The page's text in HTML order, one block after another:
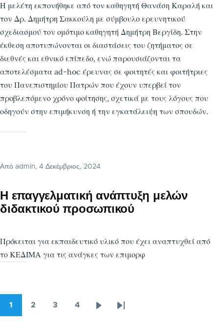
Η μελέτη εκπονήθηκε από τον καθηγητή Θανάση Καραλή και
τον Δρ. Δημήτρη Σακκούλη με σύμβουλο ερευνητικού
σχεδιασμού τον ομότιμο καθηγητή Δημήτρη Βεργίδη. Στην
έκθεση αποτυπώνονται οι διαστάσεις του ζητήματος σε
διεθνές και εθνικό επίπεδο, ενώ παρουσιάζονται τα
αποτελέσματα ad-hoc έρευνας σε φοιτητές και φοιτήτριες
του Πανεπιστημίου Πατρών που έχουν υπερβεί τον
προβλεπόμενο χρόνο φοίτησης, σχετικά με τους λόγους που
οδηγούν στην επιμήκυνση ή την εγκατάλειψη των σπουδών.
Από admin, 4 Δεκέμβριος, 2024
Η επαγγελματική ανάπτυξη μελών
διδακτικού προσωπικού
Πρόκειται για εκπαιδευτικό υλικό που έχει αναπτυχθεί από
το ΚΕΔΙΜΑ για τις ανάγκες των επιμορφ
Σελιδοποίηση
1
2
3
Σελίδα
4
Last